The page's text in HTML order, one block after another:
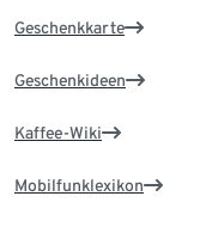
Geschenkkarte
Geschenkideen
Kaffee-Wiki
Mobilfunklexikon